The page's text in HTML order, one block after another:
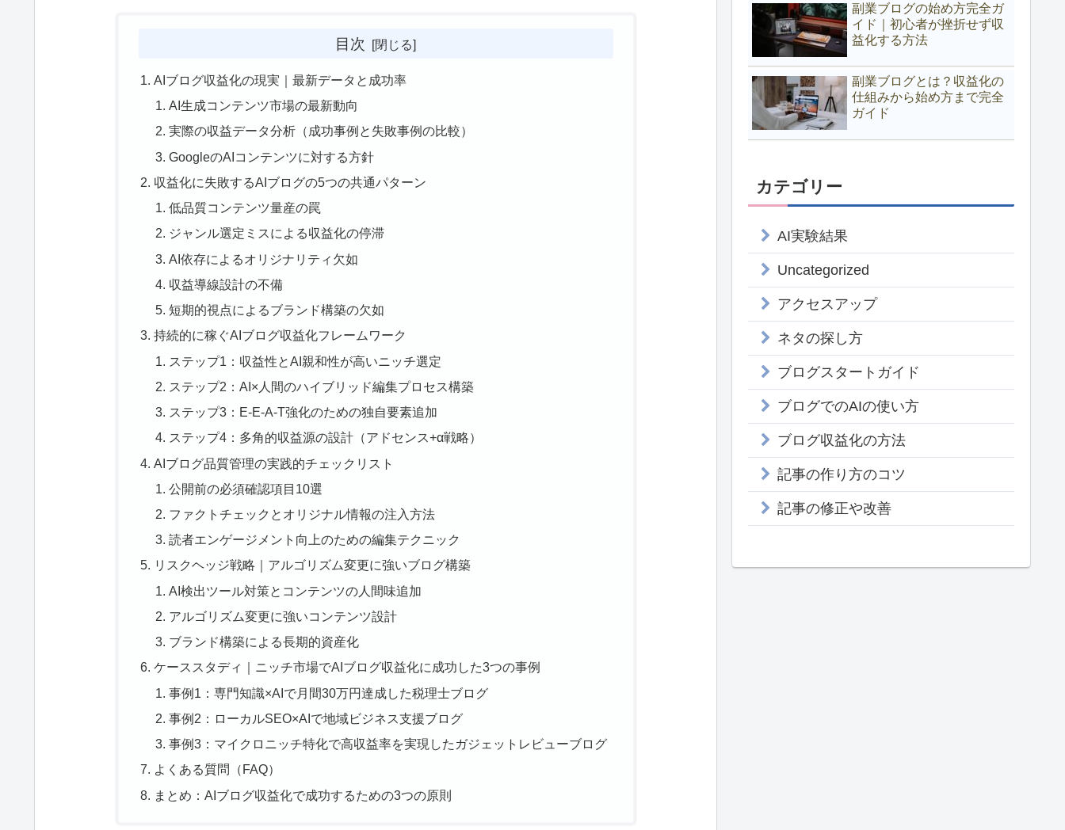
目次
AIブログ収益化の現実｜最新データと成功率
AI生成コンテンツ市場の最新動向
実際の収益データ分析（成功事例と失敗事例の比較）
GoogleのAIコンテンツに対する方針
収益化に失敗するAIブログの5つの共通パターン
低品質コンテンツ量産の罠
ジャンル選定ミスによる収益化の停滞
AI依存によるオリジナリティ欠如
収益導線設計の不備
短期的視点によるブランド構築の欠如
持続的に稼ぐAIブログ収益化フレームワーク
ステップ1：収益性とAI親和性が高いニッチ選定
ステップ2：AI×人間のハイブリッド編集プロセス構築
ステップ3：E-E-A-T強化のための独自要素追加
ステップ4：多角的収益源の設計（アドセンス+α戦略）
AIブログ品質管理の実践的チェックリスト
公開前の必須確認項目10選
ファクトチェックとオリジナル情報の注入方法
読者エンゲージメント向上のための編集テクニック
リスクヘッジ戦略｜アルゴリズム変更に強いブログ構築
AI検出ツール対策とコンテンツの人間味追加
アルゴリズム変更に強いコンテンツ設計
ブランド構築による長期的資産化
ケーススタディ｜ニッチ市場でAIブログ収益化に成功した3つの事例
事例1：専門知識×AIで月間30万円達成した税理士ブログ
事例2：ローカルSEO×AIで地域ビジネス支援ブログ
事例3：マイクロニッチ特化で高収益率を実現したガジェットレビューブログ
よくある質問（FAQ）
まとめ：AIブログ収益化で成功するための3つの原則
副業ブログの始め方完全ガ
イド｜初心者が挫折せず収
益化する方法
副業ブログとは？収益化の
仕組みから始め方まで完全
ガイド
カテゴリー
AI実験結果
Uncategorized
アクセスアップ
ネタの探し方
ブログスタートガイド
ブログでのAIの使い方
ブログ収益化の方法
記事の作り方のコツ
記事の修正や改善